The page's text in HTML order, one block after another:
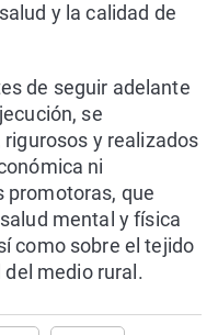
y la calidad de
de seguir adelante
se
y realizados
ni
promotoras, que
mental y física
como sobre el tejido
medio rural.